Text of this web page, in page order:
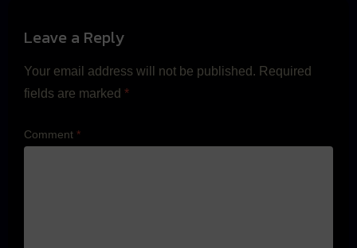
Leave a Reply
Your email address will not be published. Required
fields are marked *
Comment *